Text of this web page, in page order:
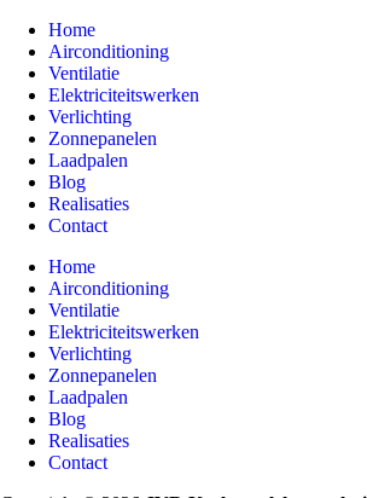
Home
Airconditioning
Ventilatie
Elektriciteitswerken
Verlichting
Zonnepanelen
Laadpalen
Blog
Realisaties
Contact
Home
Airconditioning
Ventilatie
Elektriciteitswerken
Verlichting
Zonnepanelen
Laadpalen
Blog
Realisaties
Contact